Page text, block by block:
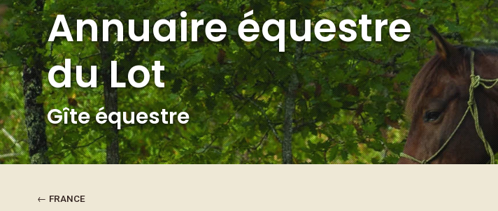
Annuaire équestre
du Lot
Gîte équestre
← FRANCE